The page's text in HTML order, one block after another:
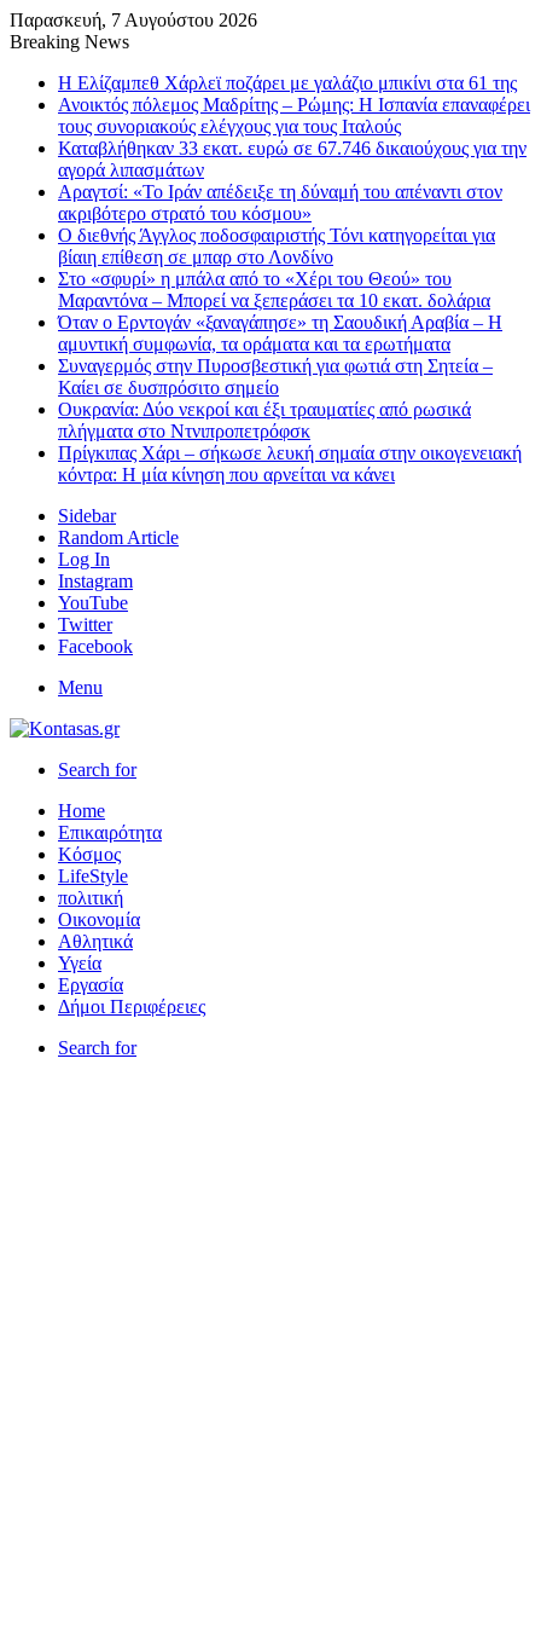
Παρασκευή, 7 Αυγούστου 2026
Breaking News
Η Ελίζαμπεθ Χάρλεϊ ποζάρει με γαλάζιο μπικίνι στα 61 της
Ανοικτός πόλεμος Μαδρίτης – Ρώμης: Η Ισπανία επαναφέρει
τους συνοριακούς ελέγχους για τους Ιταλούς
Καταβλήθηκαν 33 εκατ. ευρώ σε 67.746 δικαιούχους για την
αγορά λιπασμάτων
Αραγτσί: «Το Ιράν απέδειξε τη δύναμή του απέναντι στον
ακριβότερο στρατό του κόσμου»
Ο διεθνής Άγγλος ποδοσφαιριστής Τόνι κατηγορείται για
βίαιη επίθεση σε μπαρ στο Λονδίνο
Στο «σφυρί» η μπάλα από το «Χέρι του Θεού» του
Μαραντόνα – Μπορεί να ξεπεράσει τα 10 εκατ. δολάρια
Όταν ο Ερντογάν «ξαναγάπησε» τη Σαουδική Αραβία – Η
αμυντική συμφωνία, τα οράματα και τα ερωτήματα
Συναγερμός στην Πυροσβεστική για φωτιά στη Σητεία –
Καίει σε δυσπρόσιτο σημείο
Ουκρανία: Δύο νεκροί και έξι τραυματίες από ρωσικά
πλήγματα στο Ντνιπροπετρόφσκ
Πρίγκιπας Χάρι – σήκωσε λευκή σημαία στην οικογενειακή
κόντρα: Η μία κίνηση που αρνείται να κάνει
Sidebar
Random Article
Log In
Instagram
YouTube
Twitter
Facebook
Menu
Search for
Home
Επικαιρότητα
Κόσμος
LifeStyle
πολιτική
Οικονομία
Αθλητικά
Υγεία
Εργασία
Δήμοι Περιφέρειες
Search for